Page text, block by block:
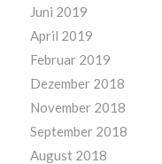
Juni 2019
April 2019
Februar 2019
Dezember 2018
November 2018
September 2018
August 2018